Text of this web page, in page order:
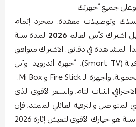
جميع أجهزتك
وتوصيلات معقدة. بمجرد إتمام
اشتراك كأس العالم2026 لمدة سنة
المشاهدة في دقائق. الاشتراك متوافق
تماماً مع الشاشات الذكية (Smart TV)، أجهزة أندرويد وآبل
الثبات التام، والسعر الأقوى الذي
والترفيه العائلي الممتد، فإن
سنة هو خيارك الأقوى لتعيش إثارة 2026